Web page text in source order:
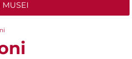
MUSEI